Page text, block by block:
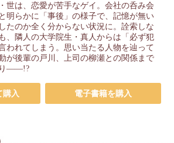
世は、恋愛が苦手なゲイ。会社の呑み会
明らかに「事後」の様子で、記憶が無い
たのか全く分からない状況に。詮索しな
、隣人の大学院生・真人からは「必ず犯
われてしまう。思い当たる人物を辿って
が後輩の戸川、上司の柳瀬との関係まで
り――!?
購入 電子書籍を購入